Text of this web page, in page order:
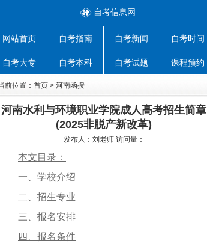
自考信息网
网站首页 自考指南 自考新闻 自考时间
自考大专 自考本科 自考试题 课程预约
前位置： 首页> 河南函授
河南水利与环境职业学院成人高考招生简章
(2025非脱产新改革)
发布人： 刘老师访问量：
本文目录：
一、学校介绍
二、招生专业
三、报名安排
四、报名条件